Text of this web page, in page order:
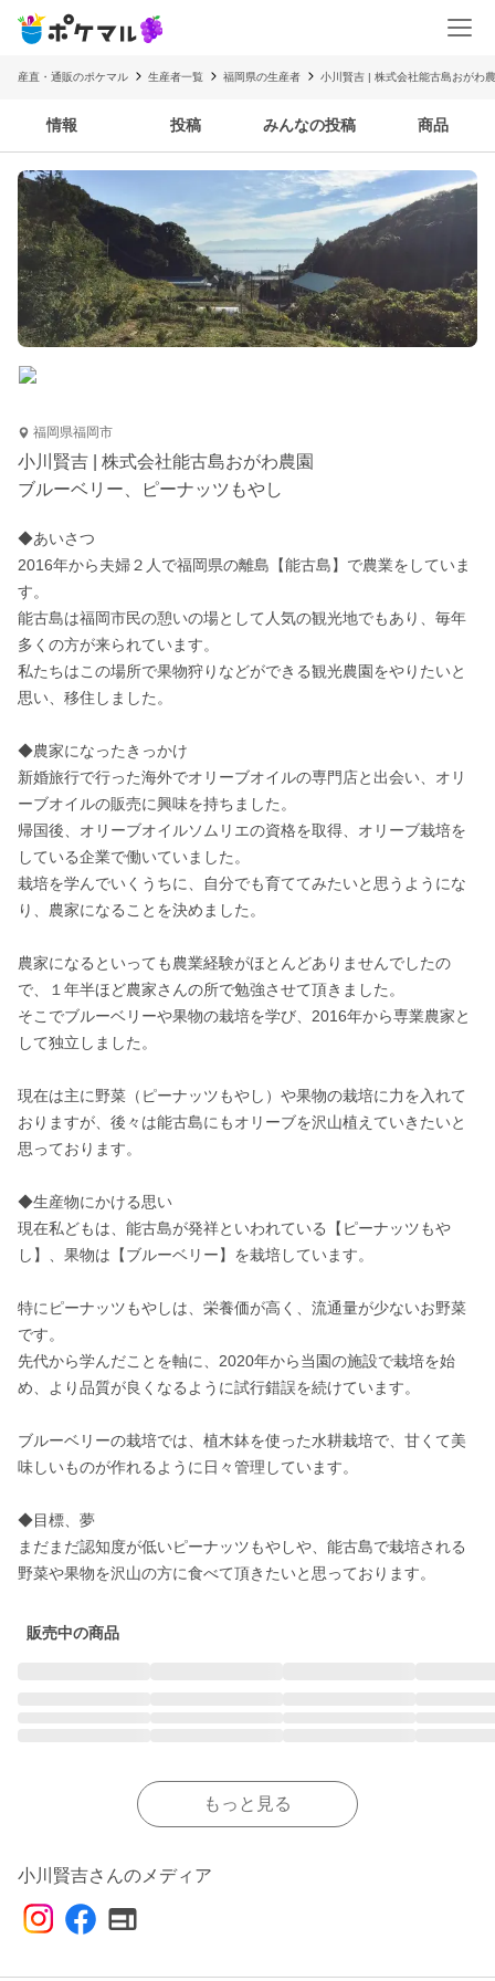
産直・通販のポケマル 生産者一覧 福岡県の生産者 小川賢吉 | 株式会社能古島おがわ
情報 投稿 みんなの投稿 商品
福岡県福岡市
小川賢吉 | 株式会社能古島おがわ農園
ブルーベリー、ピーナッツもやし
◆あいさつ
2016年から夫婦２人で福岡県の離島【能古島】で農業をしていま
す。
能古島は福岡市民の憩いの場として人気の観光地でもあり、毎年
多くの方が来られています。
私たちはこの場所で果物狩りなどができる観光農園をやりたいと
思い、移住しました。
◆農家になったきっかけ
新婚旅行で行った海外でオリーブオイルの専門店と出会い、オリ
ーブオイルの販売に興味を持ちました。
帰国後、オリーブオイルソムリエの資格を取得、オリーブ栽培を
している企業で働いていました。
栽培を学んでいくうちに、自分でも育ててみたいと思うようにな
り、農家になることを決めました。
農家になるといっても農業経験がほとんどありませんでしたの
で、１年半ほど農家さんの所で勉強させて頂きました。
そこでブルーベリーや果物の栽培を学び、2016年から専業農家と
して独立しました。
現在は主に野菜（ピーナッツもやし）や果物の栽培に力を入れて
おりますが、後々は能古島にもオリーブを沢山植えていきたいと
思っております。
◆生産物にかける思い
現在私どもは、能古島が発祥といわれている【ピーナッツもや
し】、果物は【ブルーベリー】を栽培しています。
特にピーナッツもやしは、栄養価が高く、流通量が少ないお野菜
です。
先代から学んだことを軸に、2020年から当園の施設で栽培を始
め、より品質が良くなるように試行錯誤を続けています。
ブルーベリーの栽培では、植木鉢を使った水耕栽培で、甘くて美
味しいものが作れるように日々管理しています。
◆目標、夢
まだまだ認知度が低いピーナッツもやしや、能古島で栽培される
野菜や果物を沢山の方に食べて頂きたいと思っております。
販売中の商品
もっと見る
小川賢吉さんのメディア